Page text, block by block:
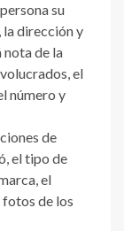
su
la dirección y
nota de la
el
número y
de
el tipo de
el
fotos de los